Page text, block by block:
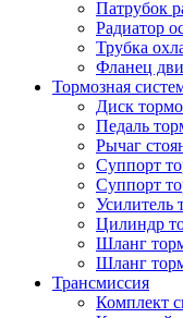
Патрубок
Радиатор
Трубка
Фланец
Тормозная
Диск
Педаль
Рычаг
Суппорт
Суппорт
Усилитель
Цилиндр
Шланг
Шланг
Трансмиссия
Комплект